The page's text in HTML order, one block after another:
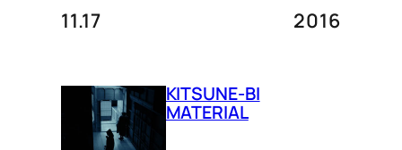
11.17 2016
KITSUNE-BI
MATERIAL